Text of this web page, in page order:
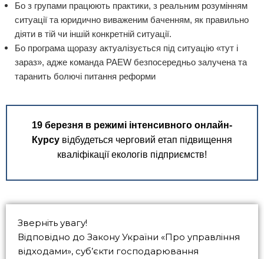
Бо з групами працюють практики, з реальним розумінням
ситуації та юридично виваженим баченням, як правильно
діяти в тій чи іншій конкретній ситуації.
Бо програма щоразу актуалізується під ситуацію «тут і
зараз», адже команда PAEW безпосередньо залучена та
таранить болючі питання реформи
19 березня в режимі інтенсивного онлайн-
Курсу відбудеться черговий етап підвищення
кваліфікації екологів підприємств!
Зверніть увагу!
Відповідно до Закону України «Про управління
відходами», суб’єкти господарювання